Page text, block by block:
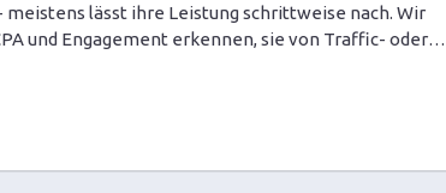
lässt ihre Leistung schrittweise nach. Wir
und Engagement erkennen, sie von Traffic- oder